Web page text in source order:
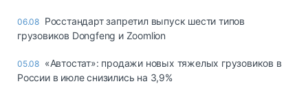
06.08 Росстандарт запретил выпуск шести типов
грузовиков Dongfeng и Zoomlion
05.08 «Автостат»: продажи новых тяжелых грузовиков в
России в июле снизились на 3,9%